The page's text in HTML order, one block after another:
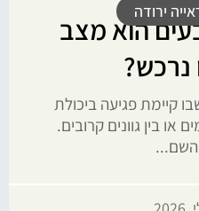
ירודה
הוא מצב
נרכש?
קיימת פגיעה ביכולת
או בין גוונים קרובים.